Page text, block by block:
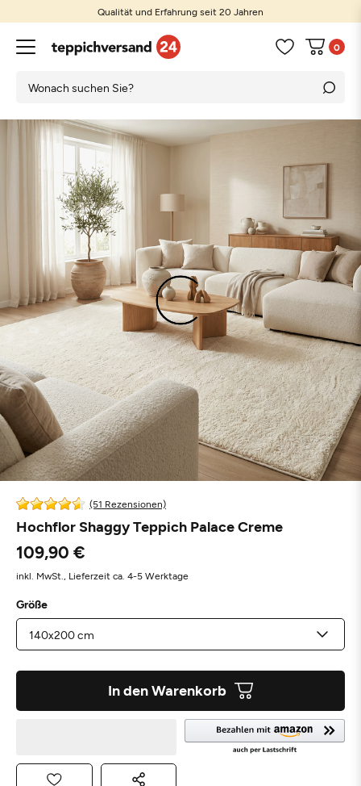
Qualität und Erfahrung seit 20 Jahren
0
(51 Rezensionen)
Hochflor Shaggy Teppich Palace Creme
109,90 €
inkl. MwSt., Lieferzeit ca. 4-5 Werktage
Größe
In den Warenkorb